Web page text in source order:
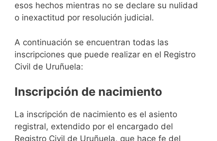
esos hechos mientras no se declare su nulidad
o inexactitud por resolución judicial.
A continuación se encuentran todas las
inscripciones que puede realizar en el Registro
Civil de Uruñuela:
Inscripción de nacimiento
La inscripción de nacimiento es el asiento
registral, extendido por el encargado del
Registro Civil de Uruñuela, que hace fe del